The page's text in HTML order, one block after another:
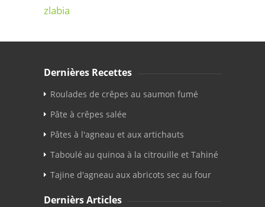
zlabia
Dernières Recettes
Roulades de crêpes au saumon fumé
Pâte à crêpes salée
Pâtes à l'agneau et aux artichauts
Taboulé au quinoa à la citrouille et Tahiné
Tajine d'agneau aux abricots sec au four
Dernièrs Articles